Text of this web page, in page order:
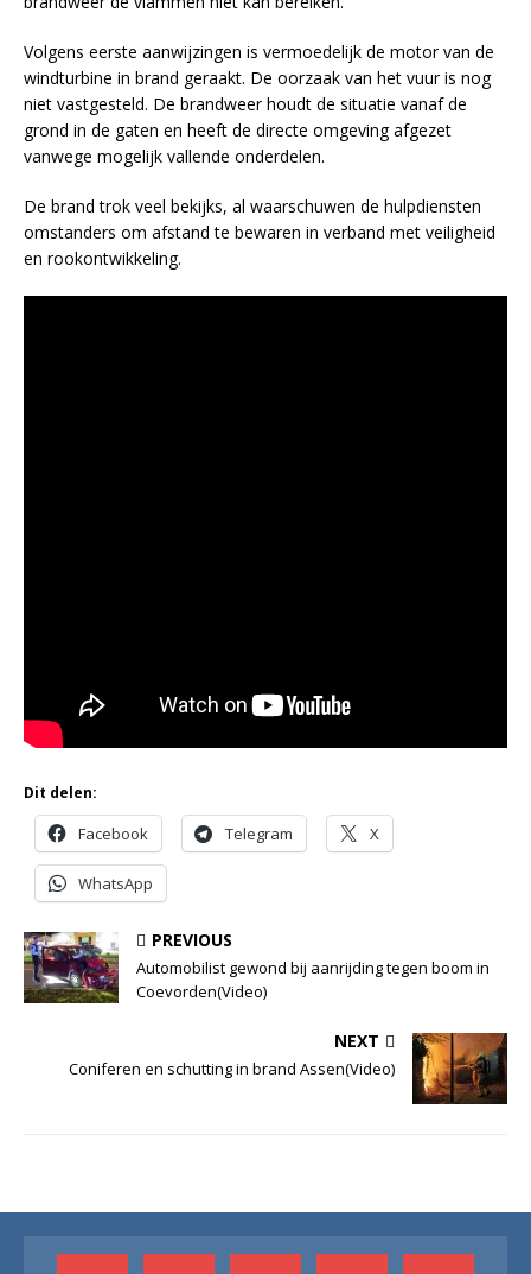
Volgens eerste aanwijzingen is vermoedelijk de motor van de
windturbine in brand geraakt. De oorzaak van het vuur is nog
niet vastgesteld. De brandweer houdt de situatie vanaf de
grond in de gaten en heeft de directe omgeving afgezet
vanwege mogelijk vallende onderdelen.
De brand trok veel bekijks, al waarschuwen de hulpdiensten
omstanders om afstand te bewaren in verband met veiligheid
en rookontwikkeling.
Dit delen:
Facebook Telegram X
WhatsApp
PREVIOUS
Automobilist gewond bij aanrijding tegen boom in
Coevorden(Video)
NEXT
Coniferen en schutting in brand Assen(Video)